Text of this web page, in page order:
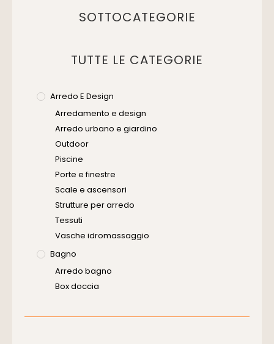
SOTTOCATEGORIE
TUTTE LE CATEGORIE
Arredo E Design
Arredamento e design
Arredo urbano e giardino
Outdoor
Piscine
Porte e finestre
Scale e ascensori
Strutture per arredo
Tessuti
Vasche idromassaggio
Bagno
Arredo bagno
Box doccia
Placche di comando per wc